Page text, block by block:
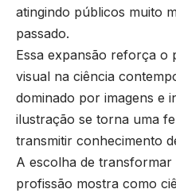
atingindo públicos muito
passado.
Essa expansão reforça o
visual na ciência
dominado por imagens e
ilustração se torna uma
transmitir conhecimento
A escolha de transformar
profissão mostra como